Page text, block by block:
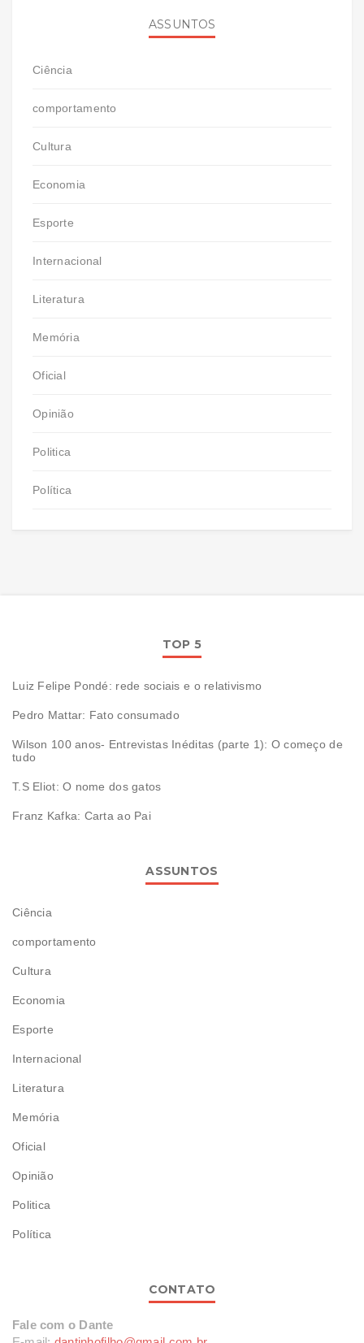
ASSUNTOS
Ciência
comportamento
Cultura
Economia
Esporte
Internacional
Literatura
Memória
Oficial
Opinião
Politica
Política
TOP 5
Luiz Felipe Pondé: rede sociais e o relativismo
Pedro Mattar: Fato consumado
Wilson 100 anos- Entrevistas Inéditas (parte 1): O começo de
tudo
T.S Eliot: O nome dos gatos
Franz Kafka: Carta ao Pai
ASSUNTOS
Ciência
comportamento
Cultura
Economia
Esporte
Internacional
Literatura
Memória
Oficial
Opinião
Politica
Política
CONTATO
Fale com o Dante